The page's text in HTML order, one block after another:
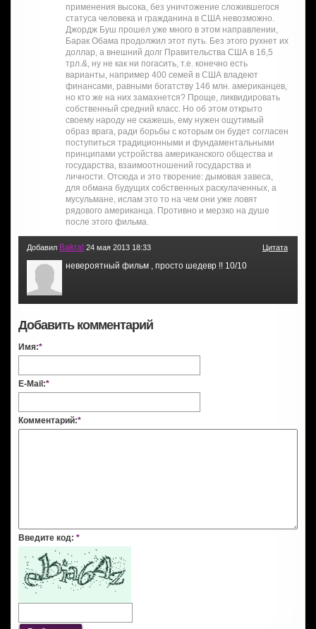
применения высока, без уничтожение сложившегося
статуса человека и гражданина в США невозможно.
Джордж Буш прошел уже много в этом направлении,
Барак Обама продолжил этот путь. Без этого рухнет их
доллар, а внешний долг Правительства США в 16,5
трл.&, ну не как ни погасить, т.е. конечно есть
варианты, например 400 семей в США владеют
финансами, равными богатству 146 млн. американцев,
но кто же на них замахнется? Проще, ликвидировать
собственный средний класс. Но об этом открыто
своему народу не скажешь, ему нужен ощутимый
образ врага, ради борьбы с которым он будет согласен
поступиться традиционными и фундаментальными
принципами устройства американского общества и
государства, взаимоотношений государства и
личности. Отсюда и это творение: дымовая завеса,
для обмана будущих собственных раскулаченных, а
мусульмане, ислам это то на чем они уже ловят
рядового американца. Противно и мерзко на душе
после этого фильма.
Добавил Bakrat 24 мая 2013 18:33 Цитата
невероятный фильм , просто шедевр !! 10/10
Добавить комментарий
Имя:*
E-Mail:*
Комментарий:*
Введите код: *